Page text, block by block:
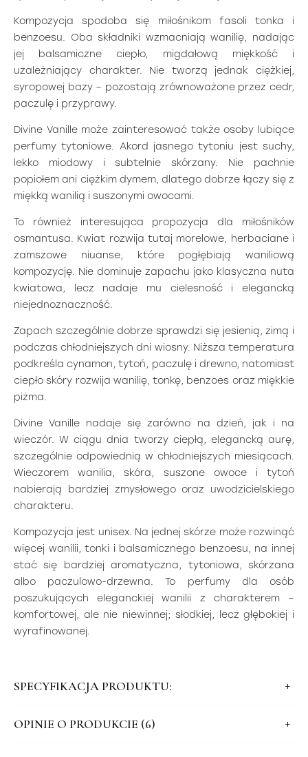
Kompozycja spodoba się miłośnikom fasoli tonka i
benzoesu. Oba składniki wzmacniają wanilię, nadając
jej balsamiczne ciepło, migdałową miękkość i
uzależniający charakter. Nie tworzą jednak ciężkiej,
syropowej bazy – pozostają zrównoważone przez cedr,
paczulę i przyprawy.
Divine Vanille może zainteresować także osoby lubiące
perfumy tytoniowe. Akord jasnego tytoniu jest suchy,
lekko miodowy i subtelnie skórzany. Nie pachnie
popiołem ani ciężkim dymem, dlatego dobrze łączy się z
miękką wanilią i suszonymi owocami.
To również interesująca propozycja dla miłośników
osmantusa. Kwiat rozwija tutaj morelowe, herbaciane i
zamszowe niuanse, które pogłębiają waniliową
kompozycję. Nie dominuje zapachu jako klasyczna nuta
kwiatowa, lecz nadaje mu cielesność i elegancką
niejednoznaczność.
Zapach szczególnie dobrze sprawdzi się jesienią, zimą i
podczas chłodniejszych dni wiosny. Niższa temperatura
podkreśla cynamon, tytoń, paczulę i drewno, natomiast
ciepło skóry rozwija wanilię, tonkę, benzoes oraz miękkie
piżma.
Divine Vanille nadaje się zarówno na dzień, jak i na
wieczór. W ciągu dnia tworzy ciepłą, elegancką aurę,
szczególnie odpowiednią w chłodniejszych miesiącach.
Wieczorem wanilia, skóra, suszone owoce i tytoń
nabierają bardziej zmysłowego oraz uwodzicielskiego
charakteru.
Kompozycja jest unisex. Na jednej skórze może rozwinąć
więcej wanilii, tonki i balsamicznego benzoesu, na innej
stać się bardziej aromatyczna, tytoniowa, skórzana
albo paczulowo-drzewna. To perfumy dla osób
poszukujących eleganckiej wanilii z charakterem –
komfortowej, ale nie niewinnej; słodkiej, lecz głębokiej i
wyrafinowanej.
SPECYFIKACJA PRODUKTU:
OPINIE O PRODUKCIE (6)